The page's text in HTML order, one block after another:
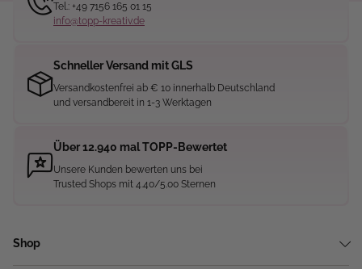
Tel.: +49 7156 165 01 15
info@topp-kreativ.de
Schneller Versand mit GLS
Versandkostenfrei ab € 10 innerhalb Deutschland
und versandbereit in 1-3 Werktagen
Über 12.940 mal TOPP-Bewertet
Unsere Kunden bewerten uns bei
Trusted Shops mit 4.40/5.00 Sternen
Shop